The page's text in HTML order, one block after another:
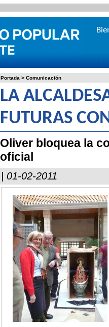
Portada > Comunicación
LA
FUTURAS
Oliver bloquea la
oficial
| 01-02-2011